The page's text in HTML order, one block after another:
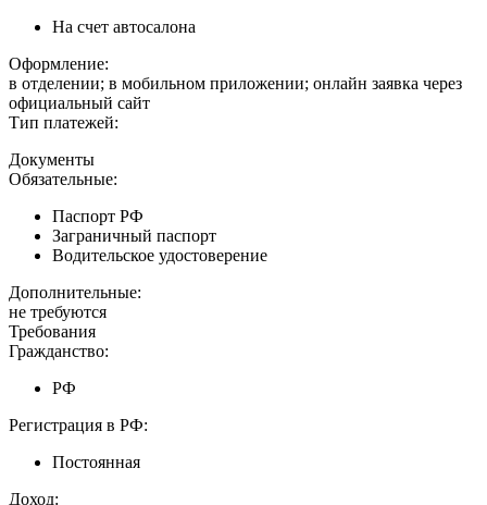
На счет автосалона
Оформление:
в отделении; в мобильном приложении; онлайн заявка через
официальный сайт
Тип платежей:
Документы
Обязательные:
Паспорт РФ
Заграничный паспорт
Водительское удостоверение
Дополнительные:
не требуются
Требования
Гражданство:
РФ
Регистрация в РФ:
Постоянная
Доход: